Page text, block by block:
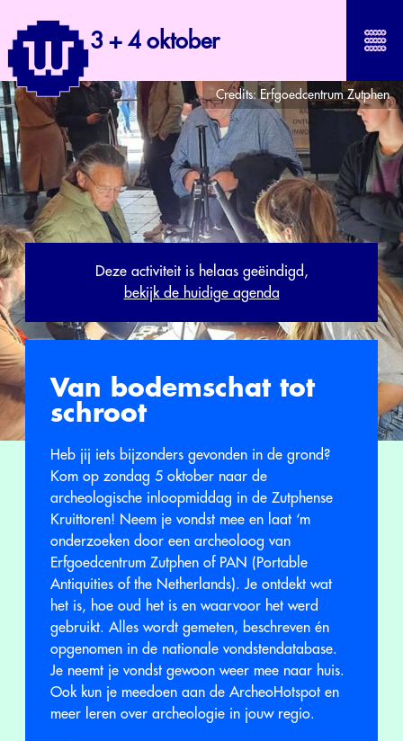
3 + 4 oktober
Credits: Erfgoedcentrum Zutphen
Deze activiteit is helaas geëindigd,
bekijk de huidige agenda
Van bodemschat tot
schroot
Heb jij iets bijzonders gevonden in de grond?
Kom op zondag 5 oktober naar de
archeologische inloopmiddag in de Zutphense
Kruittoren! Neem je vondst mee en laat ‘m
onderzoeken door een archeoloog van
Erfgoedcentrum Zutphen of PAN (Portable
Antiquities of the Netherlands). Je ontdekt wat
het is, hoe oud het is en waarvoor het werd
gebruikt. Alles wordt gemeten, beschreven én
opgenomen in de nationale vondstendatabase.
Je neemt je vondst gewoon weer mee naar huis.
Ook kun je meedoen aan de ArcheoHotspot en
meer leren over archeologie in jouw regio.